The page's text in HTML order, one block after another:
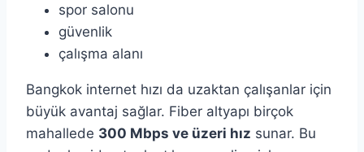
spor salonu
güvenlik
çalışma alanı
Bangkok internet hızı da uzaktan çalışanlar için
büyük avantaj sağlar. Fiber altyapı birçok
mahallede 300 Mbps ve üzeri hız sunar. Bu